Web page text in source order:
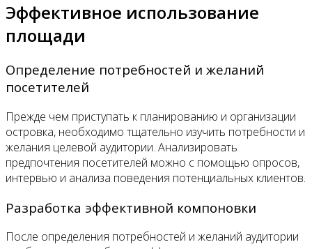
Эффективное использование
площади
Определение потребностей и желаний
посетителей
Прежде чем приступать к планированию и организации
островка, необходимо тщательно изучить потребности и
желания целевой аудитории. Анализировать
предпочтения посетителей можно с помощью опросов,
интервью и анализа поведения потенциальных клиентов.
Разработка эффективной компоновки
После определения потребностей и желаний аудитории